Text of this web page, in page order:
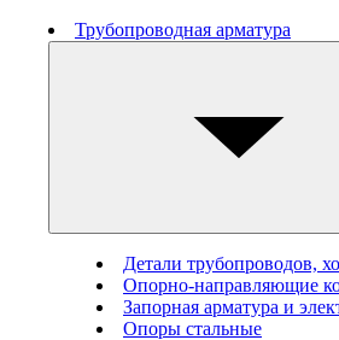
Трубопроводная арматура
Детали трубопроводов,
Опорно-направляющие
Запорная арматура и
Опоры стальные